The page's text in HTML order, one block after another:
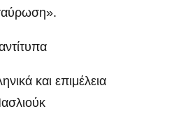
και επιμέλεια